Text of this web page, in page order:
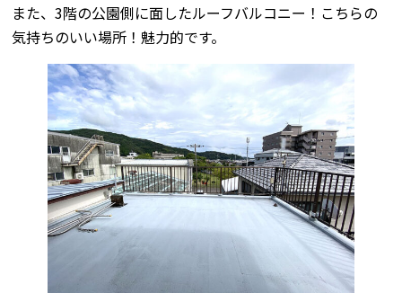
また、3階の公園側に面したルーフバルコニー！こちらの
気持ちのいい場所！魅力的です。